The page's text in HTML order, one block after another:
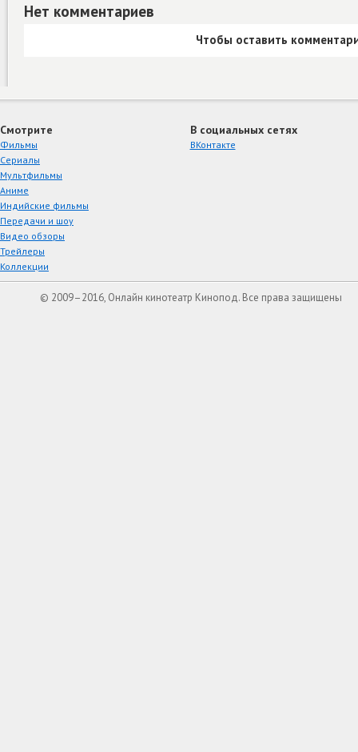
Нет комментариев
Чтобы оставить
Смотрите
Фильмы
Сериалы
Мультфильмы
Аниме
Индийские фильмы
Передачи и шоу
Видео обзоры
Трейлеры
Коллекции
В социальных сетях
ВКонтакте
© 2009–2016, Онлайн кинотеатр Кинопод. Все права защищены